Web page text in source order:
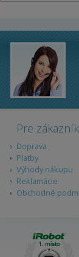
Pre
Doprava
Platby
Výhody nákupu
Reklamácie
Obchodné